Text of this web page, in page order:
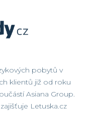
pobytů v
klientů již od roku
Asiana Group.
Letuska.cz